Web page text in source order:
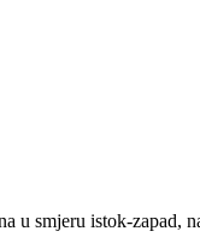
u smjeru istok-zapad,